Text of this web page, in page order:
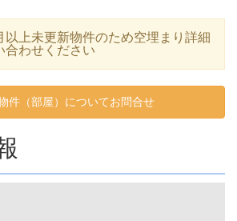
以上未更新物件のため空埋まり詳細
合わせください
件（部屋）についてお問合せ